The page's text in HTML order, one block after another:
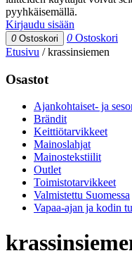
pyyhkäisemällä.
Kirjaudu sisään
0 Ostoskori 0 Ostoskori
Etusivu /krassinsiemen
Osastot
Ajankohtaiset- ja
Brändit
Keittiötarvikkeet
Mainoslahjat
Mainostekstiilit
Outlet
Toimistotarvikkeet
Valmistettu Suomessa
Vapaa-ajan ja kodin